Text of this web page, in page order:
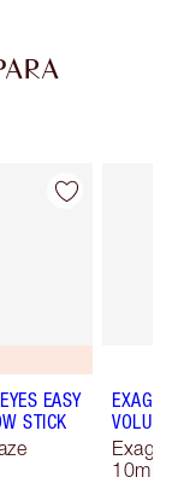
Artículo 2 de 38
EASY
STICK
10ml